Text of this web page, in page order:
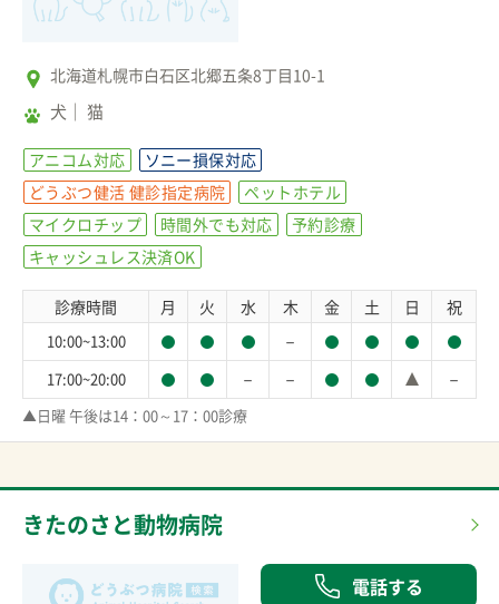
北海道札幌市白石区北郷五条8丁目10-1
犬 猫
アニコム対応
ソニー損保対応
どうぶつ健活 健診指定病院
ペットホテル
マイクロチップ
時間外でも対応
予約診療
キャッシュレス決済OK
診療時間 月 火 水 木 金 土 日 祝
10:00~13:00 －
17:00~20:00 － － －
▲日曜 午後は14：00～17：00診療
きたのさと動物病院
電話する